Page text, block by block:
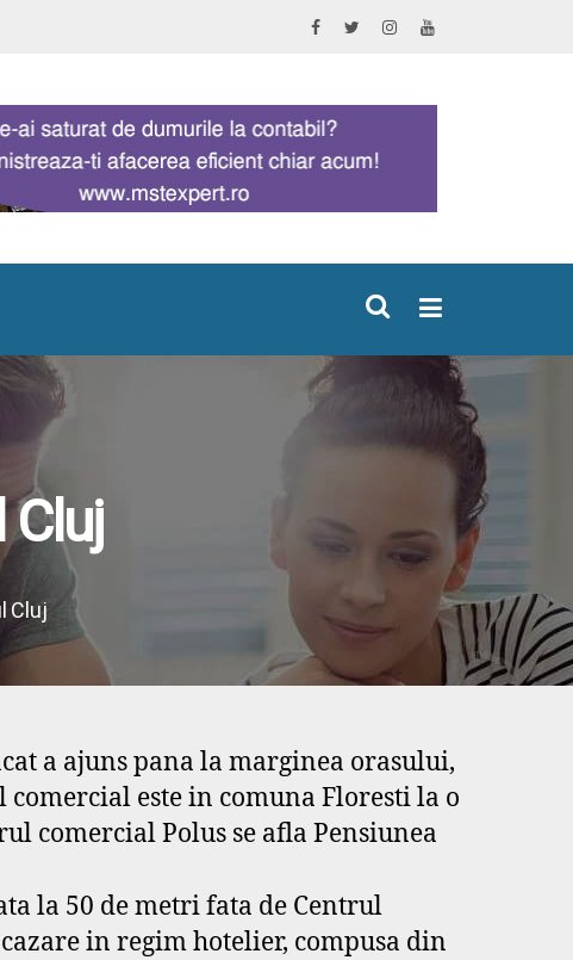
Cluj
Cluj
a ajuns pana la marginea orasului,
este in comuna Floresti la o
comercial Polus se afla Pensiunea
la 50 de metri fata de Centrul
in regim hotelier, compusa din